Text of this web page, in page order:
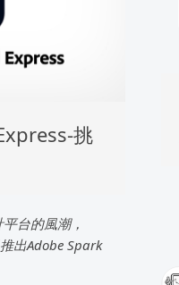
挑
台的風潮，
出Adobe Spark